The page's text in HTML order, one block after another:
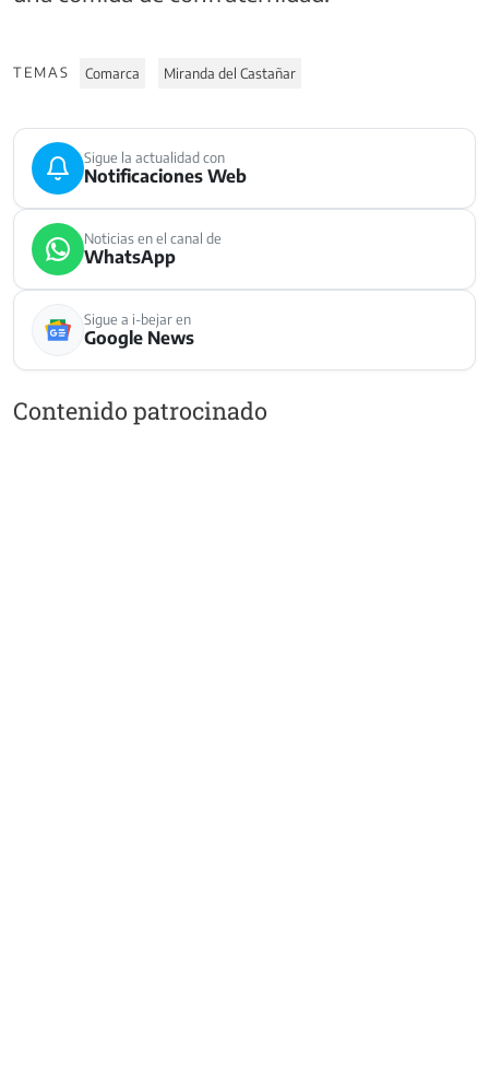
TEMAS Comarca Miranda del Castañar
Sigue la actualidad con
Notificaciones Web
Noticias en el canal de
WhatsApp
Sigue a i-bejar en
Google News
Contenido patrocinado